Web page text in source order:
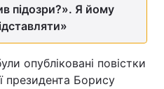
підозри?». Я йому
опубліковані повістки
президента Борису